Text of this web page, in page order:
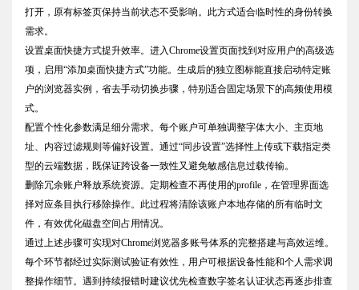
打开，原有标签页保持当前状态不受影响。此方式适合临时性的身份转换
需求。
设置桌面快捷方式提升效率。进入Chrome设置页面找到对应用户的高级选
项，启用“添加桌面快捷方式”功能。生成后的独立图标能直接启动特定账
户的浏览器实例，省去手动切换步骤，特别适合固定场景下的高频使用模
式。
配置个性化参数满足细分需求。每个账户可单独调整字体大小、主页地
址、内容过滤规则等偏好设置。通过“同步设置”选择性上传或下载指定类
型的云端数据，既保证跨设备一致性又避免敏感信息过载传输。
删除冗余账户释放系统资源。定期检查不再使用的profile，在管理界面选
择对应条目执行移除操作。此过程将清除该账户本地存储的所有临时文
件，有效优化磁盘空间占用情况。
通过上述步骤可实现对Chrome浏览器多账号体系的完整搭建与高效运维。
每个环节都经过实际测试验证有效性，用户可根据设备性能和个人需求调
整操作细节。遇到持续报错时建议优先检查数字签名认证状态再逐步排查